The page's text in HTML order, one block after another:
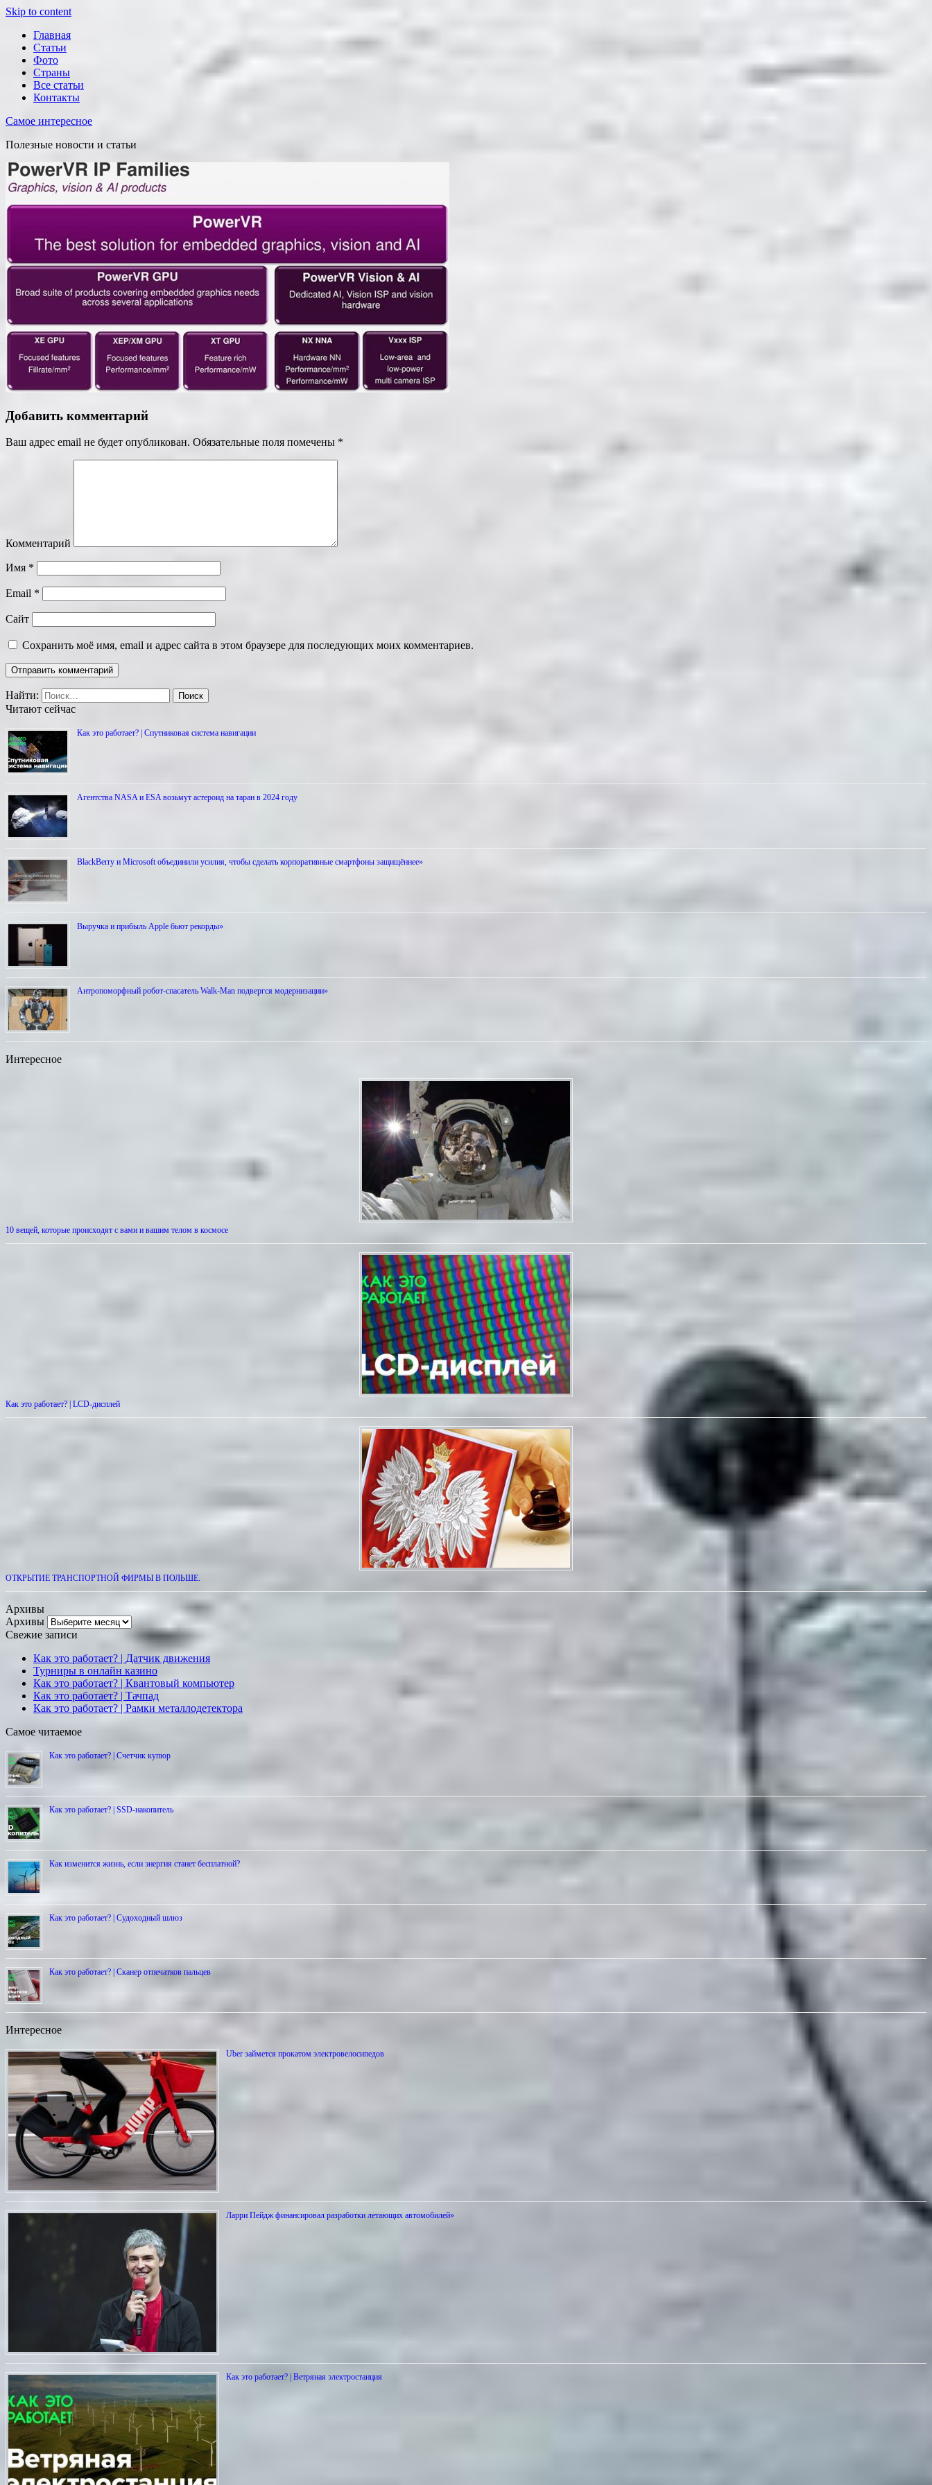
Skip to content
Главная
Статьи
Фото
Страны
Все статьи
Контакты
Самое интересное
Полезные новости и статьи
Добавить комментарий
Ваш адрес email не будет опубликован. Обязательные поля помечены *
Комментарий
Имя *
Email *
Сайт
Сохранить моё имя, email и адрес сайта в этом браузере для последующих моих комментариев.
Найти:
Читают сейчас
Как это работает? | Спутниковая система навигации
Агентства NASA и ESA возьмут астероид на таран в 2024 году
BlackBerry и Microsoft объединили усилия, чтобы сделать корпоративные смартфоны защищённее»
Выручка и прибыль Apple бьют рекорды»
Антропоморфный робот-спасатель Walk-Man подвергся модернизации»
Интересное
10 вещей, которые происходят с вами и вашим телом в космосе
Как это работает? | LCD-дисплей
ОТКРЫТИЕ ТРАНСПОРТНОЙ ФИРМЫ В ПОЛЬШЕ.
Архивы
Архивы
Свежие записи
Как это работает? | Датчик движения
Турниры в онлайн казино
Как это работает? | Квантовый компьютер
Как это работает? | Тачпад
Как это работает? | Рамки металлодетектора
Самое читаемое
Как это работает? | Счетчик купюр
Как это работает? | SSD-накопитель
Как изменится жизнь, если энергия станет бесплатной?
Как это работает? | Cудоходный шлюз
Как это работает? | Сканер отпечатков пальцев
Интересное
Uber займется прокатом электровелосипедов
Ларри Пейдж финансировал разработки летающих автомобилей»
Как это работает? | Ветряная электростанция